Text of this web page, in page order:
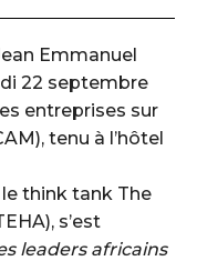
Emmanuel
22 septembre
entreprises sur
tenu à l’hôtel
think tank The
s’est
leaders africains